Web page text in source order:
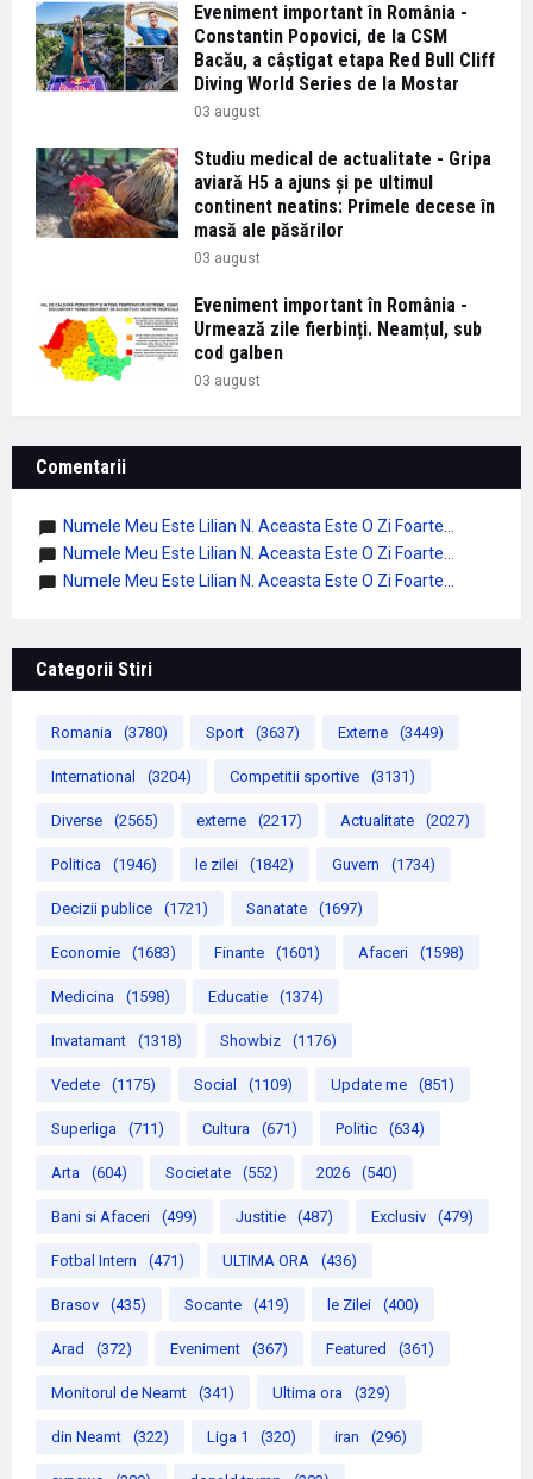
Eveniment important în România -
Constantin Popovici, de la CSM
Bacău, a câștigat etapa Red Bull Cliff
Diving World Series de la Mostar
03 august
Studiu medical de actualitate - Gripa
aviară H5 a ajuns și pe ultimul
continent neatins: Primele decese în
masă ale păsărilor
03 august
Eveniment important în România -
Urmează zile fierbinți. Neamțul, sub
cod galben
03 august
Comentarii
Numele Meu Este Lilian N. Aceasta Este O Zi Foarte...
Numele Meu Este Lilian N. Aceasta Este O Zi Foarte...
Numele Meu Este Lilian N. Aceasta Este O Zi Foarte...
Categorii Stiri
Romania (3780) Sport (3637) Externe (3449)
International (3204) Competitii sportive (3131)
Diverse (2565) externe (2217) Actualitate (2027)
Politica (1946) le zilei (1842) Guvern (1734)
Decizii publice (1721) Sanatate (1697)
Economie (1683) Finante (1601) Afaceri (1598)
Medicina (1598) Educatie (1374)
Invatamant (1318) Showbiz (1176)
Vedete (1175) Social (1109) Update me (851)
Superliga (711) Cultura (671) Politic (634)
Arta (604) Societate (552) 2026 (540)
Bani si Afaceri (499) Justitie (487) Exclusiv (479)
Fotbal Intern (471) ULTIMA ORA (436)
Brasov (435) Socante (419) le Zilei (400)
Arad (372) Eveniment (367) Featured (361)
Monitorul de Neamt (341) Ultima ora (329)
din Neamt (322) Liga 1 (320) iran (296)